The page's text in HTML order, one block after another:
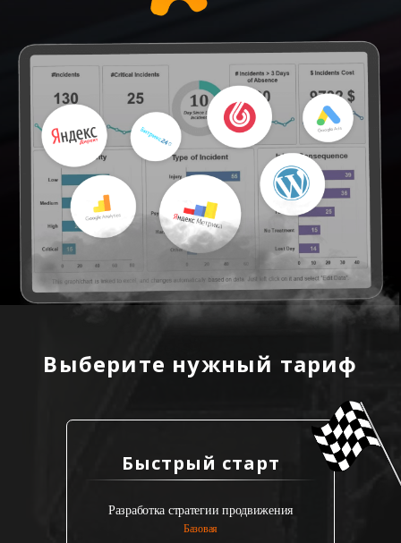
Выберите нужный тариф
Быстрый старт
Разработка стратегии продвижения
Базовая